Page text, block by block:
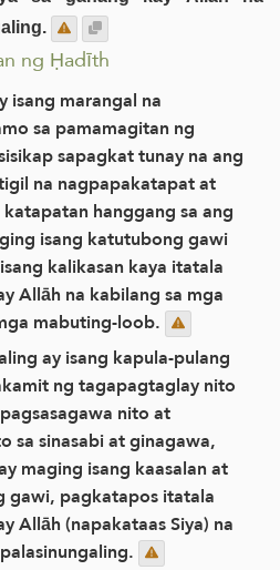
ng Ḥadīth
isang marangal na
sa pamamagitan ng
sapagkat tunay na ang
na nagpapakatapat at
hanggang sa ang
isang katutubong gawi
kalikasan kaya itatala
Allāh na kabilang sa mga
mabuting-loob.
ay isang kapula-pulang
ng tagapagtaglay nito
nito at
sa sinasabi at ginagawa,
maging isang kaasalan at
gawi, pagkatapos itatala
Allāh (napakataas Siya) na